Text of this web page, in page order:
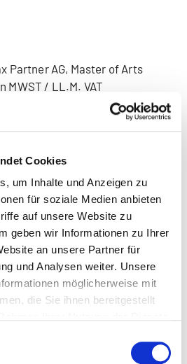
Cookies
um Inhalte und Anzeigen zu
für soziale Medien anbieten
auf unsere Website zu
geben wir Informationen zu Ihrer
an unsere Partner für
und Analysen weiter. Unsere
möglicherweise mit
die Sie ihnen bereitgestellt
Partner AG, Master of Arts
MWST / LL.M. VAT
Mehrwertsteuer wird
anspruchsvoller.
ermöglicht den
zielgerichtete und
in das
Weiterlesen
more...
more...